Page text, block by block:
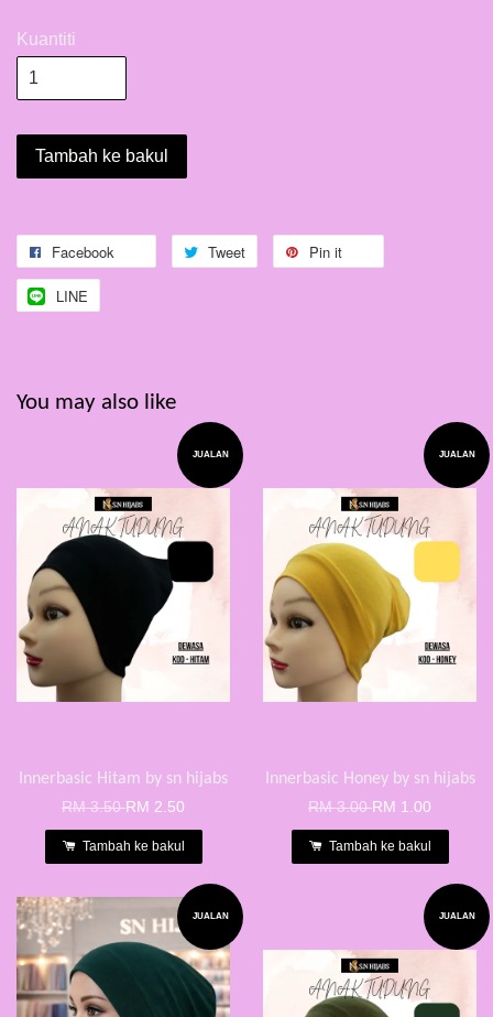
Kuantiti
Tambah ke bakul
Facebook Tweet Pin it
LINE
You may also like
JUALAN
Innerbasic Hitam by sn hijabs
RM 3.50RM 2.50
Tambah ke bakul
JUALAN
Innerbasic Honey by sn hijabs
RM 3.00RM 1.00
Tambah ke bakul
JUALAN JUALAN